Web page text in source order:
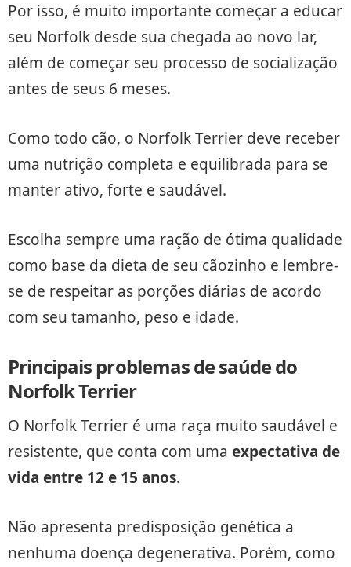
Por isso, é muito importante começar a educar
seu Norfolk desde sua chegada ao novo lar,
além de começar seu processo de socialização
antes de seus 6 meses.
Como todo cão, o Norfolk Terrier deve receber
uma nutrição completa e equilibrada para se
manter ativo, forte e saudável.
Escolha sempre uma ração de ótima qualidade
como base da dieta de seu cãozinho e lembre-
se de respeitar as porções diárias de acordo
com seu tamanho, peso e idade.
Principais problemas de saúde do
Norfolk Terrier
O Norfolk Terrier é uma raça muito saudável e
resistente, que conta com uma expectativa de
vida entre 12 e 15 anos.
Não apresenta predisposição genética a
nenhuma doença degenerativa. Porém, como